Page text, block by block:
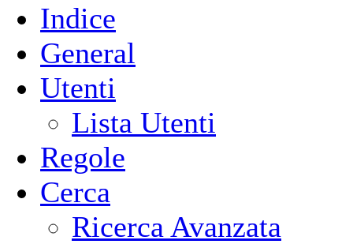
Indice
General
Utenti
Lista Utenti
Regole
Cerca
Ricerca Avanzata